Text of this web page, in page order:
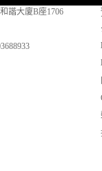
諧大廈B座1706